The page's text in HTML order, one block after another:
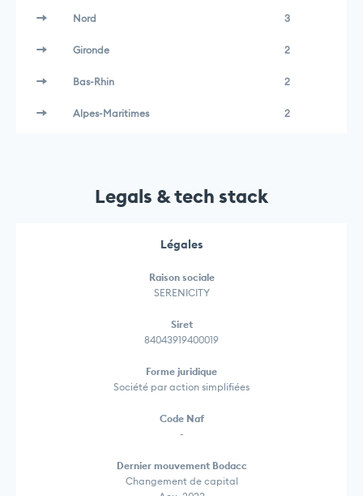
Nord 3
Gironde 2
Bas-Rhin 2
Alpes-Maritimes 2
Legals & tech stack
Légales
Raison sociale
SERENICITY
Siret
84043919400019
Forme juridique
Société par action simplifiées
Code Naf
-
Dernier mouvement Bodacc
Changement de capital